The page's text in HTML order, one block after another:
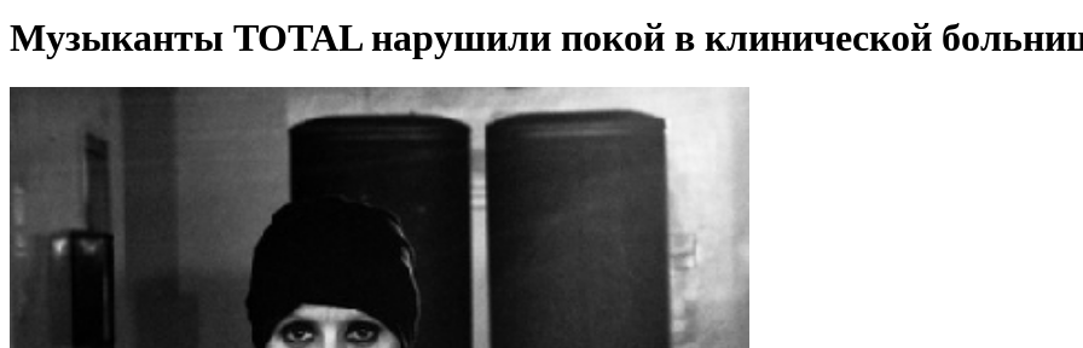
Музыканты TOTAL нарушили покой в клинической